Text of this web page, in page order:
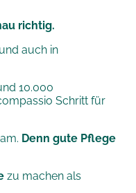
richtig.
auch in
10.000
Schritt für
Denn gute Pflege
zu machen als